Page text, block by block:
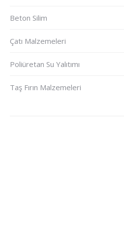
Beton Silim
Çatı Malzemeleri
Poliüretan Su Yalıtımı
Taş Fırın Malzemeleri